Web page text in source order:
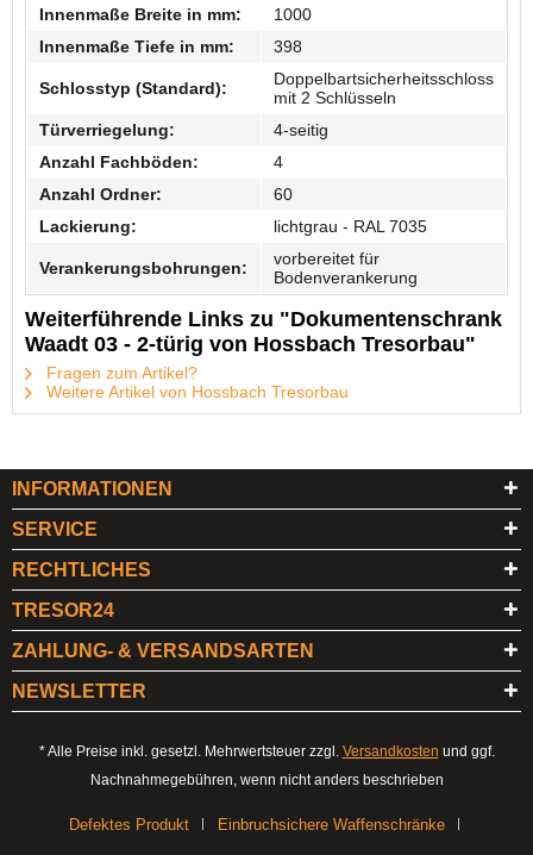
Innenmaße Breite in mm:
1000
Innenmaße Tiefe in mm:
398
Schlosstyp (Standard):
Doppelbartsicherheitsschloss
mit 2 Schlüsseln
Türverriegelung:
4-seitig
Anzahl Fachböden:
4
Anzahl Ordner:
60
Lackierung:
lichtgrau - RAL 7035
Verankerungsbohrungen:
vorbereitet für
Bodenverankerung
Weiterführende Links zu "Dokumentenschrank
Waadt 03 - 2-türig von Hossbach Tresorbau"
Fragen zum Artikel?
Weitere Artikel von Hossbach Tresorbau
INFORMATIONEN
SERVICE
RECHTLICHES
TRESOR24
ZAHLUNG- & VERSANDSARTEN
NEWSLETTER
* Alle Preise inkl. gesetzl. Mehrwertsteuer zzgl. Versandkosten und ggf.
Nachnahmegebühren, wenn nicht anders beschrieben
Defektes Produkt Einbruchsichere Waffenschränke